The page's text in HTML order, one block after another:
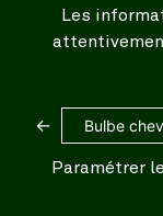
Les
← Bulbe
Paramétrer